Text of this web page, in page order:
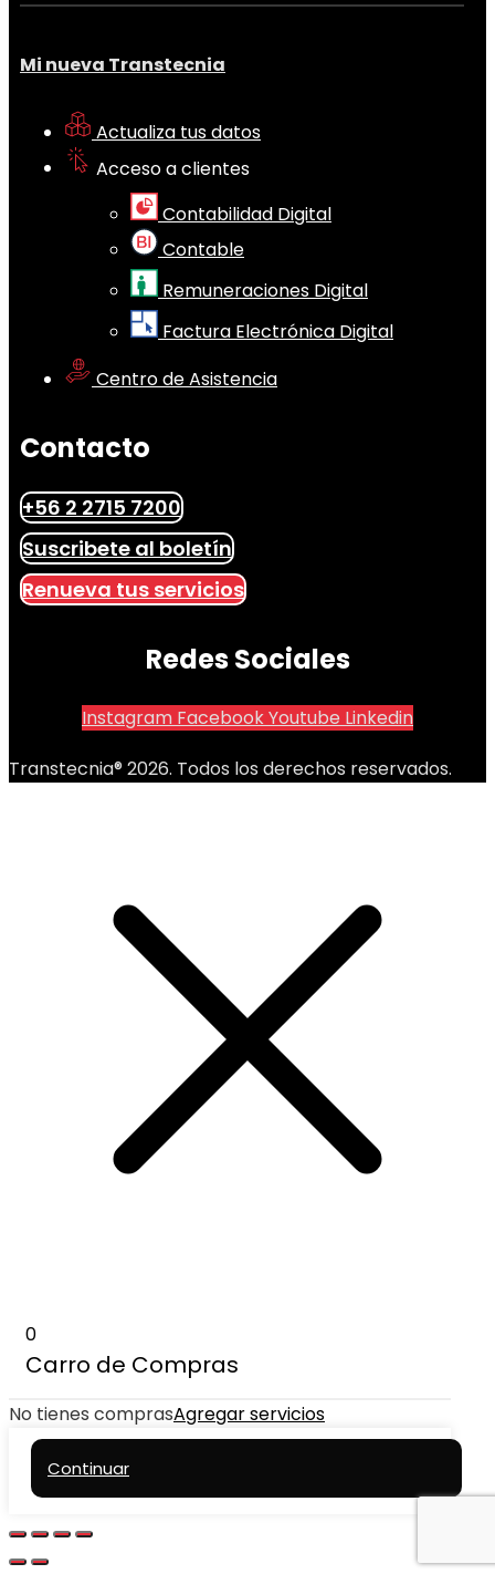
Mi nueva Transtecnia
Actualiza tus datos
Acceso a clientes
Contabilidad Digital
Contable
Remuneraciones Digital
Factura Electrónica Digital
Centro de Asistencia
Contacto
+56 2 2715 7200
Suscribete al boletín
Renueva tus servicios
Redes Sociales
Instagram FacebookYoutube Linkedin
Transtecnia® 2026. Todos los derechos reservados.
0
Carro de Compras
No tienes comprasAgregar servicios
Continuar